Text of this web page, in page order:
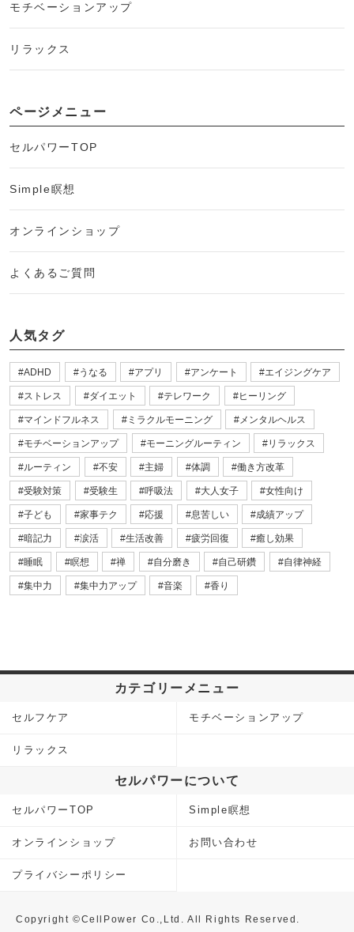
モチベーションアップ
リラックス
ページメニュー
セルパワーTOP
Simple瞑想
オンラインショップ
よくあるご質問
人気タグ
ADHD うなる アプリ アンケート エイジングケア
ストレス ダイエット テレワーク ヒーリング
マインドフルネス ミラクルモーニング メンタルヘルス
モチベーションアップ モーニングルーティン リラックス
ルーティン 不安 主婦 体調 働き方改革
受験対策 受験生 呼吸法 大人女子 女性向け
子ども 家事テク 応援 息苦しい 成績アップ
暗記力 涙活 生活改善 疲労回復 癒し効果
睡眠 瞑想 禅 自分磨き 自己研鑽 自律神経
集中力 集中力アップ 音楽 香り
カテゴリーメニュー
セルフケア モチベーションアップ
リラックス
セルパワーについて
セルパワーTOP Simple瞑想
オンラインショップ お問い合わせ
プライバシーポリシー
Copyright ©CellPower Co.,Ltd. All Rights Reserved.